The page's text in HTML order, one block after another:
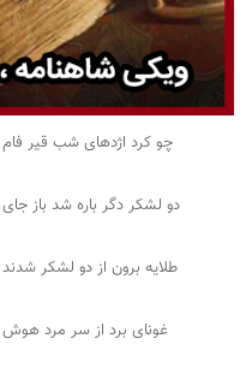
چو کرد اژدهای شب قیر فام
دو لشکر دگر باره شد باز جای
طلایه برون از دو لشکر شدند
غونای برد از سر مرد هوش